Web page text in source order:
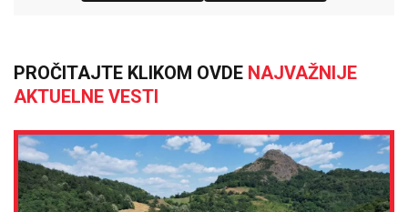
PROČITAJTE KLIKOM OVDE NAJVAŽNIJE
AKTUELNE VESTI